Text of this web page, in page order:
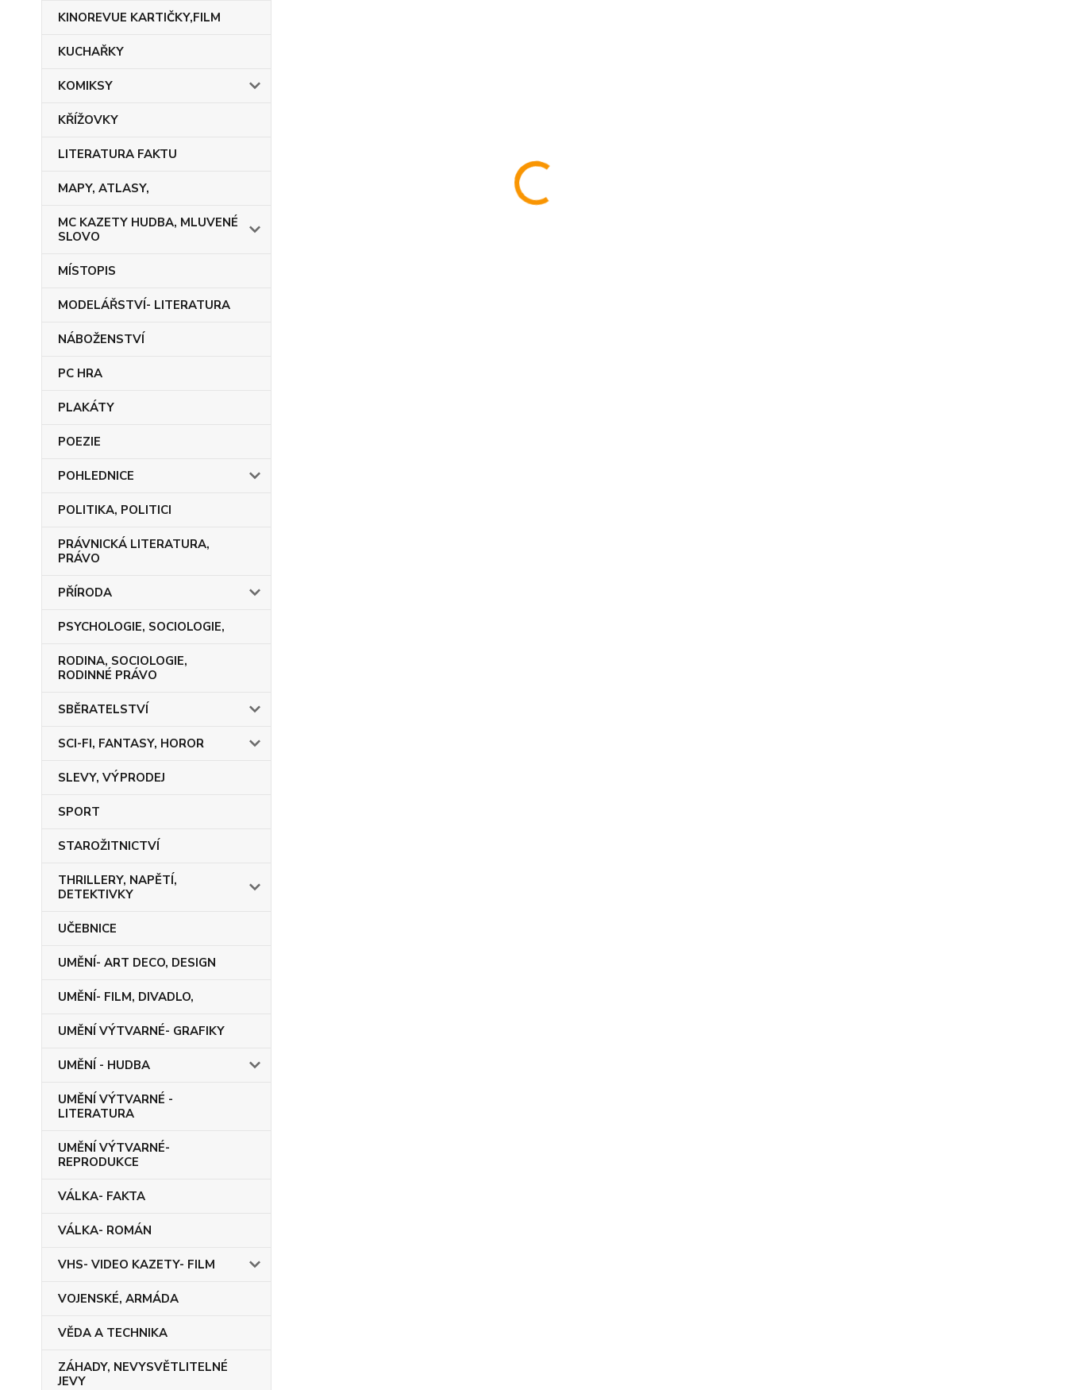
KINOREVUE KARTIČKY,FILM
KUCHAŘKY
KOMIKSY
KŘÍŽOVKY
LITERATURA FAKTU
MAPY, ATLASY,
MC KAZETY HUDBA, MLUVENÉ
SLOVO
MÍSTOPIS
MODELÁŘSTVÍ- LITERATURA
NÁBOŽENSTVÍ
PC HRA
PLAKÁTY
POEZIE
POHLEDNICE
POLITIKA, POLITICI
PRÁVNICKÁ LITERATURA,
PRÁVO
PŘÍRODA
PSYCHOLOGIE, SOCIOLOGIE,
RODINA, SOCIOLOGIE,
RODINNÉ PRÁVO
SBĚRATELSTVÍ
SCI-FI, FANTASY, HOROR
SLEVY, VÝPRODEJ
SPORT
STAROŽITNICTVÍ
THRILLERY, NAPĚTÍ,
DETEKTIVKY
UČEBNICE
UMĚNÍ- ART DECO, DESIGN
UMĚNÍ- FILM, DIVADLO,
UMĚNÍ VÝTVARNÉ- GRAFIKY
UMĚNÍ - HUDBA
UMĚNÍ VÝTVARNÉ -
LITERATURA
UMĚNÍ VÝTVARNÉ-
REPRODUKCE
VÁLKA- FAKTA
VÁLKA- ROMÁN
VHS- VIDEO KAZETY- FILM
VOJENSKÉ, ARMÁDA
VĚDA A TECHNIKA
ZÁHADY, NEVYSVĚTLITELNÉ
JEVY